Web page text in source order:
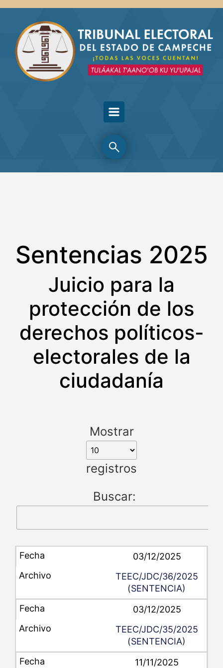
Skip to main content
Sentencias 2025
Juicio para la
protección de los
derechos políticos-
electorales de la
ciudadanía
Mostrar
registros
Buscar:
03/12/2025
TEEC/JDC/36/2025
(SENTENCIA)
03/12/2025
TEEC/JDC/35/2025
(SENTENCIA)
11/11/2025